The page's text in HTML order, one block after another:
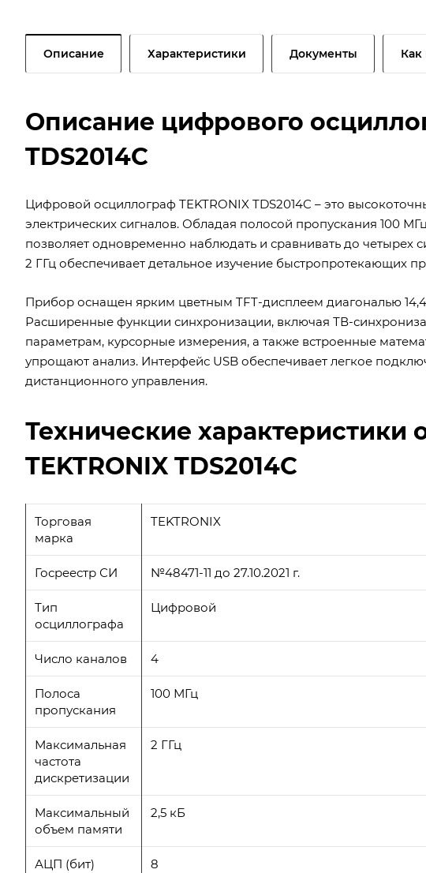
Описание Характеристики Документы Как
Описание цифрового
TDS2014C
Цифровой осциллограф TEKTRONIX TDS2014C – это
электрических сигналов. Обладая полосой пропускания 100
позволяет одновременно наблюдать и сравнивать до четырех
2 ГГц обеспечивает детальное изучение быстропротекающих
Прибор оснащен ярким цветным TFT-дисплеем диагональю
Расширенные функции синхронизации, включая ТВ-
параметрам, курсорные измерения, а также встроенные
упрощают анализ. Интерфейс USB обеспечивает легкое
дистанционного управления.
Технические характеристики
TEKTRONIX TDS2014C
Торговая
марка
TEKTRONIX
Госреестр СИ №48471-11 до 27.10.2021 г.
Тип
осциллографа
Цифровой
Число каналов 4
Полоса
пропускания
100 МГц
Максимальная
частота
дискретизации
2 ГГц
Максимальный
объем памяти
2,5 кБ
АЦП (бит) 8